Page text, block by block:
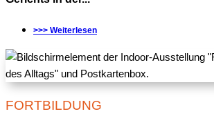
>>> Weiterlesen
FORTBILDUNG